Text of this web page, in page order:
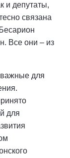
и депутаты,
связана
Все они – из
для
для